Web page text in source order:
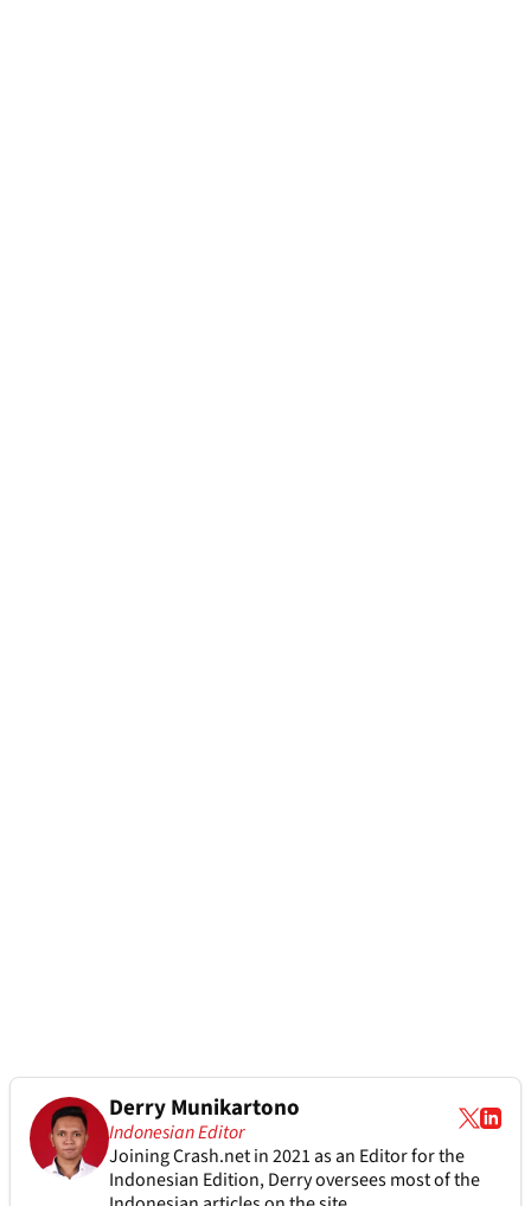
Derry Munikartono
Indonesian Editor
Joining Crash.net in 2021 as an Editor for the
Indonesian Edition, Derry oversees most of the